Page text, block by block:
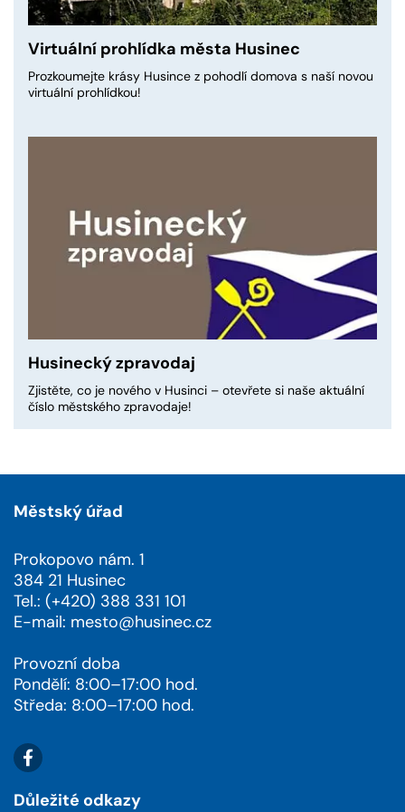
Virtuální prohlídka města Husinec
Prozkoumejte krásy Husince z pohodlí domova s naší novou
virtuální prohlídkou!
Husinecký zpravodaj
Zjistěte, co je nového v Husinci – otevřete si naše aktuální
číslo městského zpravodaje!
Městský úřad
Prokopovo nám. 1
384 21 Husinec
Tel.: (+420) 388 331 101
E-mail: mesto@husinec.cz
Provozní doba
Pondělí: 8:00–17:00 hod.
Středa: 8:00–17:00 hod.
Důležité odkazy